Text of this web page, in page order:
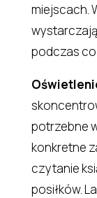
miejscach.
podczas
potrzebne
konkretne
czytanie
posiłków.